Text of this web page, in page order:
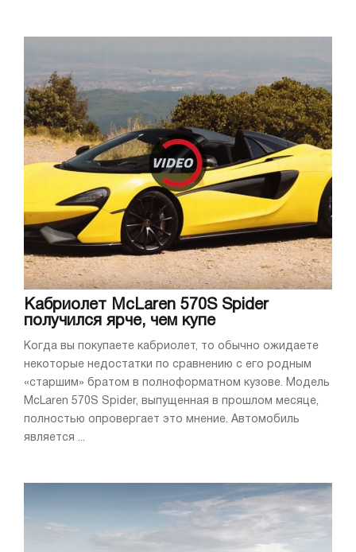
Кабриолет McLaren 570S Spider
получился ярче, чем купе
Когда вы покупаете кабриолет, то обычно ожидаете
некоторые недостатки по сравнению с его родным
«старшим» братом в полноформатном кузове. Модель
McLaren 570S Spider, выпущенная в прошлом месяце,
полностью опровергает это мнение. Автомобиль
является ...